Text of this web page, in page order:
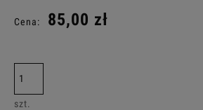
Cena: 85,00 zł
szt.